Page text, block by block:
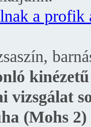
a profik
vizsgálat
(Mohs 2)